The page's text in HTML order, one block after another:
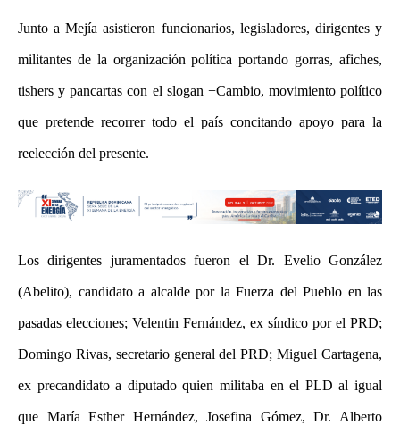
Junto a Mejía asistieron funcionarios, legisladores, dirigentes y
militantes de la organización política portando gorras, afiches,
tishers y pancartas con el slogan +Cambio, movimiento político
que pretende recorrer todo el país concitando apoyo para la
reelección del presente.
Los dirigentes juramentados fueron el Dr. Evelio González
(Abelito), candidato a alcalde por la Fuerza del Pueblo en las
pasadas elecciones; Velentin Fernández, ex síndico por el PRD;
Domingo Rivas, secretario general del PRD; Miguel Cartagena,
ex precandidato a diputado quien militaba en el PLD al igual
que María Esther Hernández, Josefina Gómez, Dr. Alberto